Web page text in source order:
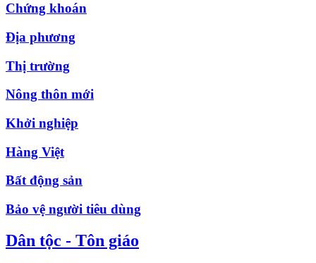
Chứng khoán
Địa phương
Thị trường
Nông thôn mới
Khởi nghiệp
Hàng Việt
Bất động sản
Bảo vệ người tiêu dùng
Dân tộc - Tôn giáo